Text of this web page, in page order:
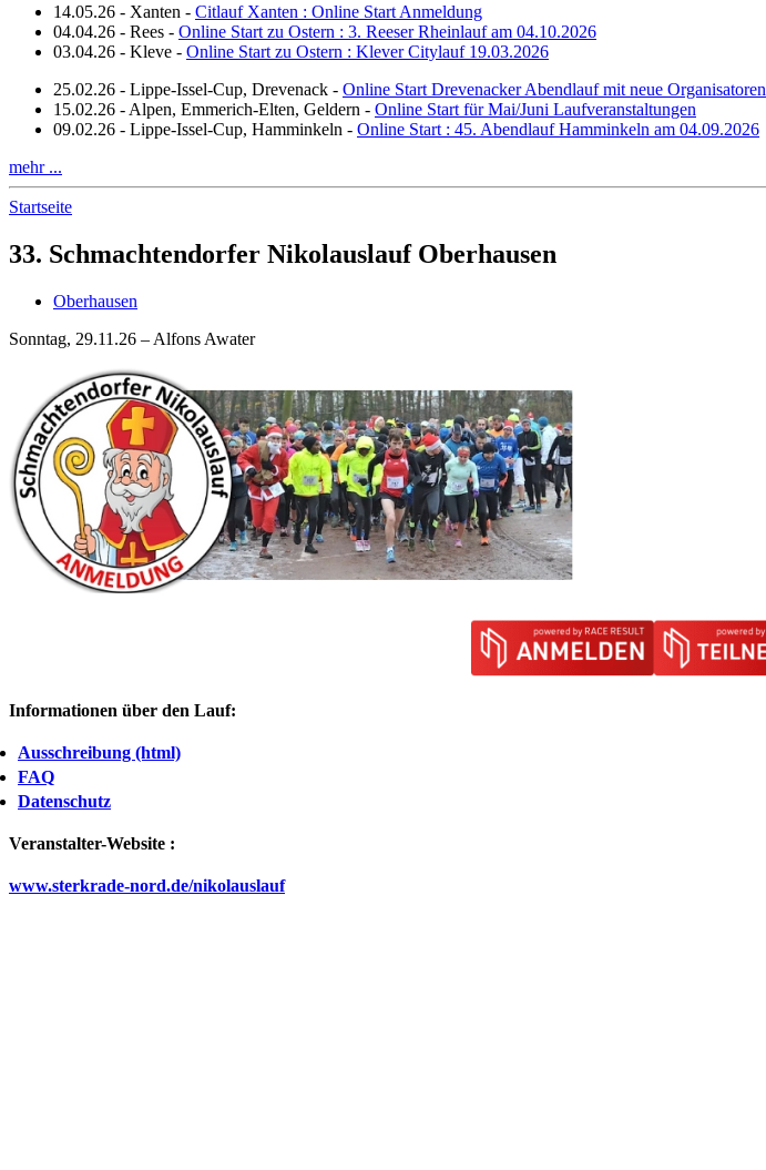
14.05.26 - Xanten - Citlauf Xanten : Online Start Anmeldung
04.04.26 - Rees - Online Start zu Ostern : 3. Reeser Rheinlauf am 04.10.2026
03.04.26 - Kleve - Online Start zu Ostern : Klever Citylauf 19.03.2026
25.02.26 - Lippe-Issel-Cup, Drevenack - Online Start Drevenacker Abendlauf mit neue Organisatoren
15.02.26 - Alpen, Emmerich-Elten, Geldern - Online Start für Mai/Juni Laufveranstaltungen
09.02.26 - Lippe-Issel-Cup, Hamminkeln - Online Start : 45. Abendlauf Hamminkeln am 04.09.2026
mehr ...
Startseite
33. Schmachtendorfer Nikolauslauf Oberhausen
Oberhausen
Sonntag, 29.11.26 – Alfons Awater
Informationen über den Lauf:
Ausschreibung (html)
FAQ
Datenschutz
Veranstalter-Website :
www.sterkrade-nord.de/nikolauslauf